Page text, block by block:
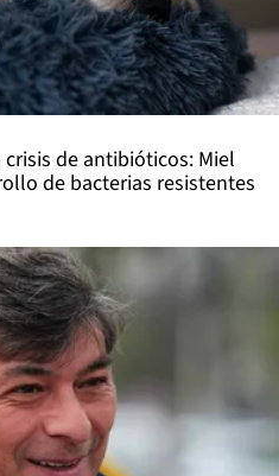
crisis de antibióticos: Miel
de bacterias resistentes